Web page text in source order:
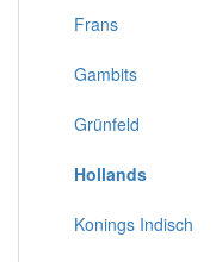
Frans
Gambits
Grünfeld
Hollands
Konings Indisch